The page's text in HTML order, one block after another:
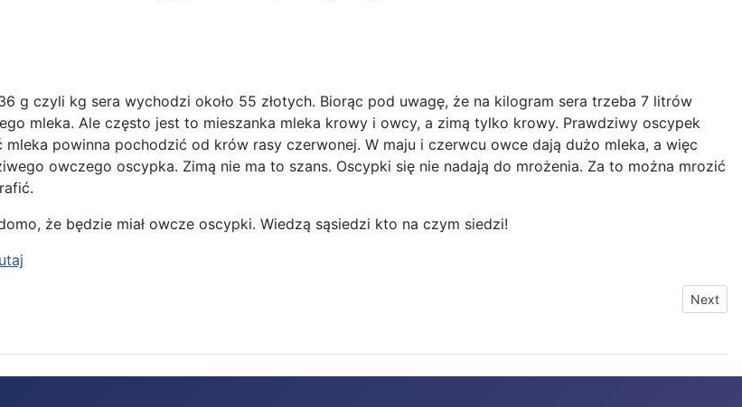
g czyli kg sera wychodzi około 55 złotych. Biorąc pod uwagę, że na kilogram sera trzeba 7 litrów
mleka. Ale często jest to mieszanka mleka krowy i owcy, a zimą tylko krowy. Prawdziwy oscypek
powinna pochodzić od krów rasy czerwonej. W maju i czerwcu owce dają dużo mleka, a więc
owczego oscypka. Zimą nie ma to szans. Oscypki się nie nadają do mrożenia. Za to można mrozić
że będzie miał owcze oscypki. Wiedzą sąsiedzi kto na czym siedzi!
Next
Next